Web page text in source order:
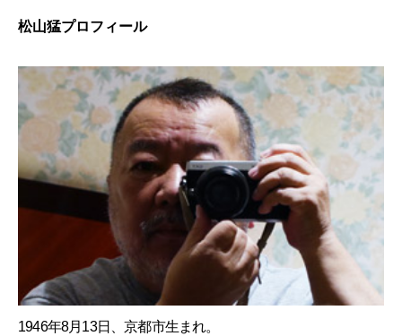
松山猛プロフィール
1946年8月13日、京都市生まれ。